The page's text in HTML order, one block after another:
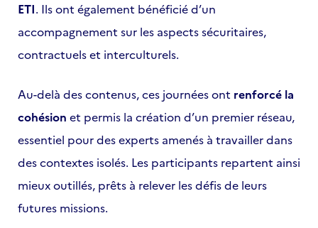
ETI. Ils ont également bénéficié d’un
accompagnement sur les aspects sécuritaires,
contractuels et interculturels.
Au-delà des contenus, ces journées ont renforcé la
cohésion et permis la création d’un premier réseau,
essentiel pour des experts amenés à travailler dans
des contextes isolés. Les participants repartent ainsi
mieux outillés, prêts à relever les défis de leurs
futures missions.